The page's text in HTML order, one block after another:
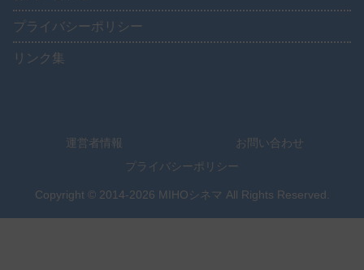
プライバシーポリシー
リンク集
運営者情報
お問い合わせ
プライバシーポリシー
Copyright © 2014-2026 MIHOシネマ All Rights Reserved.